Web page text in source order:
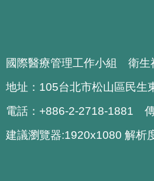
國際醫療管理工作小組 衛生
地址：105台北市松山區民生
電話：+886-2-2718-1881
建議瀏覽器:1920x1080 解析